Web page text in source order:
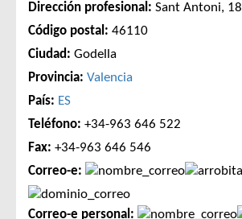
Dirección profesional: Sant Antoni, 18
Código postal: 46110
Ciudad: Godella
Provincia: Valencia
País: ES
Teléfono: +34-963 646 522
Fax: +34-963 646 546
Correo-e:
Correo-e personal: